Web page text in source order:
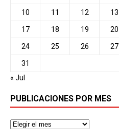
10 11 12 13
17 18 19 20
24 25 26 27
31
« Jul
PUBLICACIONES POR MES